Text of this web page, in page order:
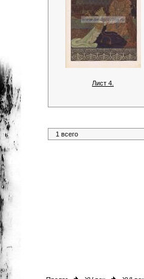
Лист 4.
1 всего